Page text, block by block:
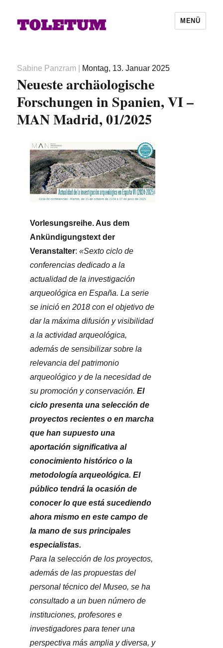
MENÜ
Autor
Sabine Panzram
Veröffentlicht
am
Montag, 13. Januar 2025
Neueste archäologische
Forschungen in Spanien, VI –
MAN Madrid, 01/2025
Vorlesungsreihe. Aus dem
Ankündigungstext der
Veranstalter:«Sexto ciclo de
conferencias dedicado a la
actualidad de la investigación
arqueológica en España. La serie
se inició en 2018 con el objetivo de
dar la máxima difusión y visibilidad
a la actividad arqueológica,
además de sensibilizar sobre la
relevancia del patrimonio
arqueológico y de la necesidad de
su promoción y conservación.El
ciclo presenta una selección de
proyectos recientes o en marcha
que han supuesto una
aportación significativa al
conocimiento histórico o la
metodología arqueológica. El
público tendrá la ocasión de
conocer lo que está sucediendo
ahora mismo en este campo de
la mano de sus principales
especialistas.
Para la selección de los proyectos,
además de las propuestas del
personal técnico del Museo, se ha
consultado a un buen número de
instituciones, profesores e
investigadores para tener una
perspectiva más amplia y diversa, y